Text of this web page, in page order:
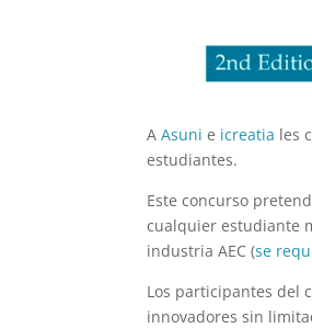
AAsuni e icreatia les
estudiantes.
Este concurso
cualquier estudiante
industria AEC (se
Los participantes del
innovadores sin